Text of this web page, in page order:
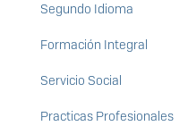
Segundo Idioma
Formación Integral
Servicio Social
Practicas Profesionales